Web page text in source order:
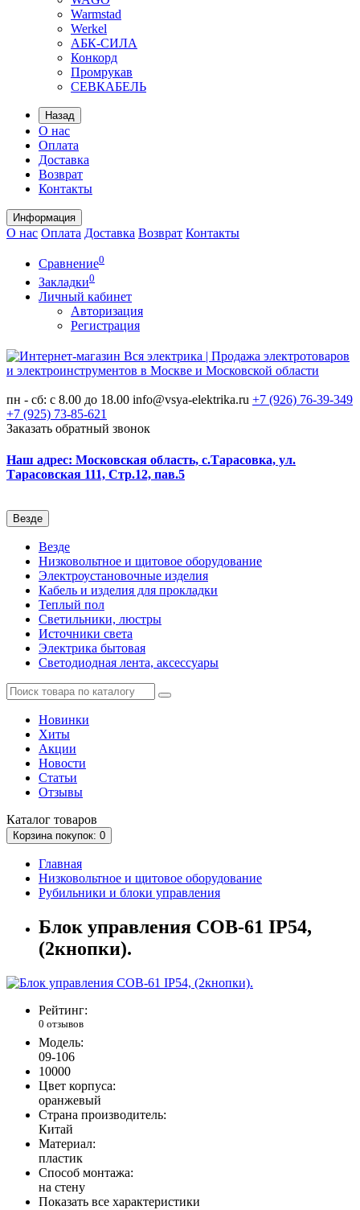
Warmstad
Werkel
АБК-СИЛА
Конкорд
Промрукав
СЕВКАБЕЛЬ
Назад
О нас
Оплата
Доставка
Возврат
Контакты
Информация
О нас Оплата Доставка Возврат Контакты
Сравнение0
Закладки0
Личный кабинет
Авторизация
Регистрация
пн - сб: с 8.00 до 18.00 info@vsya-elektrika.ru +7 (926) 76-39-349
+7 (925) 73-85-621
Заказать обратный звонок
Наш адрес: Московская область, с.Тарасовка, ул.
Тарасовская 111, Стр.12, пав.5
Везде
Везде
Низковольтное и щитовое оборудование
Электроустановочные изделия
Кабель и изделия для прокладки
Теплый пол
Светильники, люстры
Источники света
Электрика бытовая
Светодиодная лента, аксессуары
Новинки
Хиты
Акции
Новости
Статьи
Отзывы
Каталог товаров
Корзина покупок: 0
Главная
Низковольтное и щитовое оборудование
Рубильники и блоки управления
Блок управления COB-61 IP54,
(2кнопки).
Рейтинг:
0 отзывов
Модель:
09-106
10000
Цвет корпуса:
оранжевый
Страна производитель:
Китай
Материал:
пластик
Способ монтажа:
на стену
Показать все характеристики